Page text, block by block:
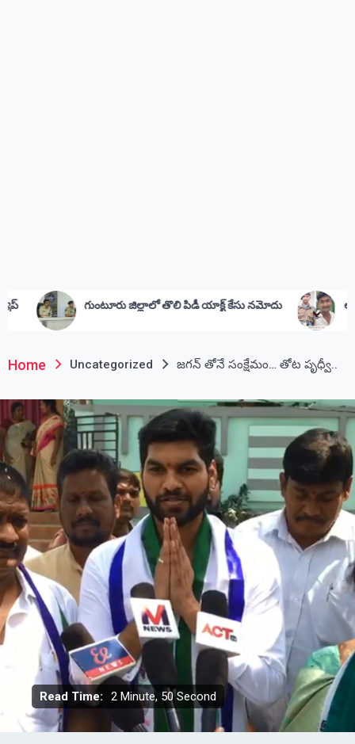
జిల్లాలో తొలి పిడీ యాక్ట్ కేసు నమోదు అమర జవాన్‌కు సీఎం
Home Uncategorized జగన్ తోనే సంక్షేమం… తోట పృధ్వీ..
Read Time: 2 Minute, 50 Second